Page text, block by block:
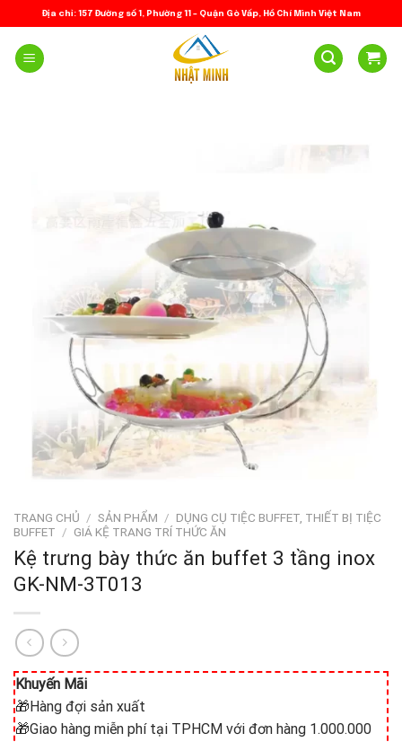
to
content
Địa chỉ: 157 Đường số 1, Phường 11 – Quận Gò Vấp, Hồ Chí Minh Việt Nam
TRANG CHỦ / SẢN PHẨM / DỤNG CỤ TIỆC BUFFET, THIẾT BỊ TIỆC
BUFFET / GIÁ KỆ TRANG TRÍ THỨC ĂN
Kệ trưng bày thức ăn buffet 3 tầng inox
GK-NM-3T013
Khuyến Mãi
🎁Hàng đợi sản xuất
🎁Giao hàng miễn phí tại TPHCM với đơn hàng 1.000.000